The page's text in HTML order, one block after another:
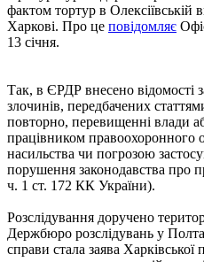
фактом тортур в Олексіївській
Харкові. Про це повідомляє
13 січня.
Так, в ЄРДР внесено відомості
злочинів, передбачених
повторно, перевищенні влади
працівником правоохоронного
насильства чи погрозою
порушення законодавства про
ч. 1 ст. 172 КК України).
Розслідування доручено
Держбюро розслідувань у
справи стала заява